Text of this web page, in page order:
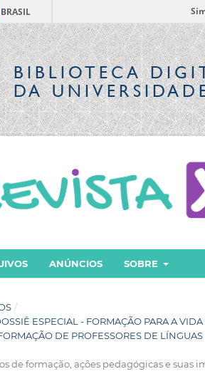
BRASIL
BIBLIOTECA
DA
ANÚNCIOS SOBRE
/
ESPECIAL - FORMAÇÃO PARA A
DE PROFESSORES DE
de formação, ações pedagógicas e suas